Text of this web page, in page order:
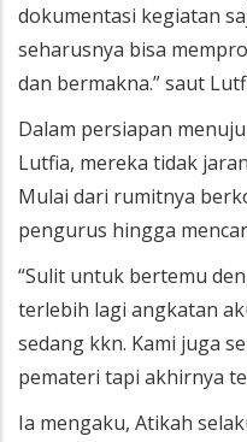
dokumentasi kegiatan
seharusnya bisa
dan bermakna.” saut
Dalam persiapan
Lutfia, mereka tidak
Mulai dari rumitnya
pengurus hingga
“Sulit untuk bertemu
terlebih lagi angkatan
sedang kkn. Kami juga
pemateri tapi akhirnya
Ia mengaku, Atikah